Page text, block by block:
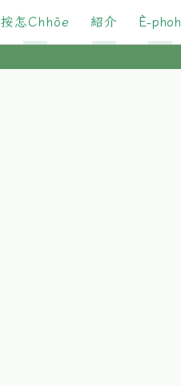
按怎Chhōe 紹介 È-phoh